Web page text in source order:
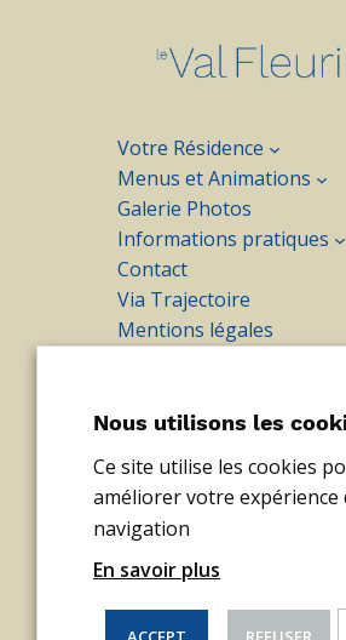
Votre Résidence
Menus et Animations
Galerie Photos
Informations pratiques
Contact
Via Trajectoire
Mentions légales
Fax :04 67 95 74 81
accueil@levalfleuri.fr
Boulevard Mourcairol,
LinkedIn
Nous utilisons les
Ce site utilise les cookies
améliorer votre expérience
navigation
En savoir plus